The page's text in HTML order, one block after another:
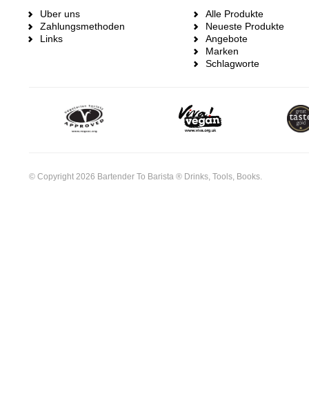
Uber uns
Zahlungsmethoden
Links
Alle Produkte
Neueste Produkte
Angebote
Marken
Schlagworte
© Copyright 2026 Bartender To Barista ® Drinks, Tools, Books.